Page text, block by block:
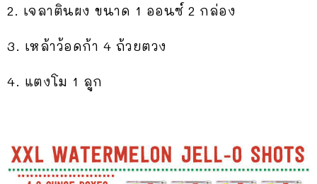
2. เจลาตินผง ขนาด 1 ออนซ์ 2 กล่อง
3. เหล้าว้อดก้า 4 ถ้วยตวง
4. แตงโม 1 ลูก